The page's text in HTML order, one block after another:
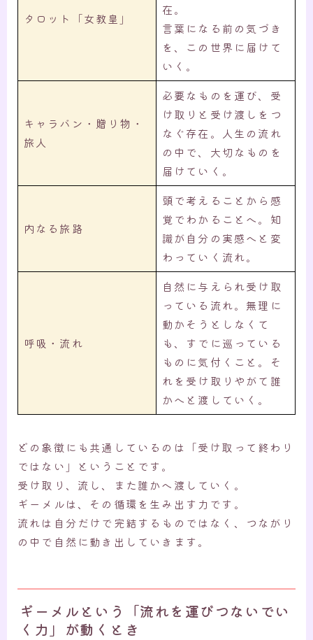
タロット「女教皇」
在。
言葉になる前の気づき
を、この世界に届けて
いく。
キャラバン・贈り物・
旅人
必要なものを運び、受
け取りと受け渡しをつ
なぐ存在。人生の流れ
の中で、大切なものを
届けていく。
内なる旅路
頭で考えることから感
覚でわかることへ。知
識が自分の実感へと変
わっていく流れ。
呼吸・流れ
自然に与えられ受け取
っている流れ。無理に
動かそうとしなくて
も、すでに巡っている
ものに気付くこと。そ
れを受け取りやがて誰
かへと渡していく。
どの象徴にも共通しているのは「受け取って終わり
ではない」ということです。
受け取り、流し、また誰かへ渡していく。
ギーメルは、その循環を生み出す力です。
流れは自分だけで完結するものではなく、つながり
の中で自然に動き出していきます。
ギーメルという「流れを運びつないでい
く力」が動くとき